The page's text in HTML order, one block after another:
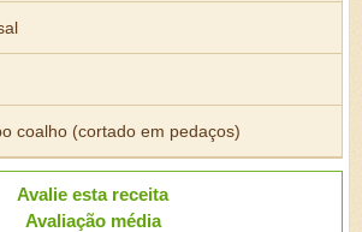
coalho (cortado em pedaços)
Avalie esta receita
Avaliação média